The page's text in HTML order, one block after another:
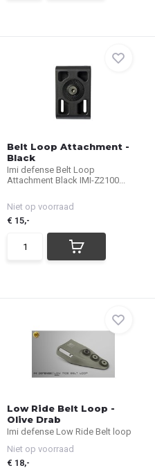
Belt Loop Attachment -
Black
Imi defense Belt Loop
Attachment Black IMI-Z2100...
Niet op voorraad
€ 15,-
Low Ride Belt Loop -
Olive Drab
Imi defense Low Ride Belt loop
Niet op voorraad
€ 18,-